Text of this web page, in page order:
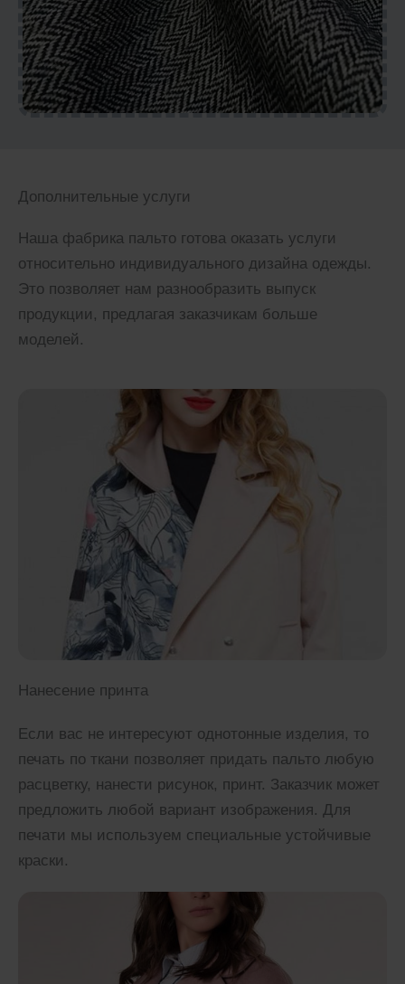
Дополнительные услуги
Наша фабрика пальто готова оказать услуги
относительно индивидуального дизайна одежды.
Это позволяет нам разнообразить выпуск
продукции, предлагая заказчикам больше
моделей.
Нанесение принта
Если вас не интересуют однотонные изделия, то
печать по ткани позволяет придать пальто любую
расцветку, нанести рисунок, принт. Заказчик может
предложить любой вариант изображения. Для
печати мы используем специальные устойчивые
краски.